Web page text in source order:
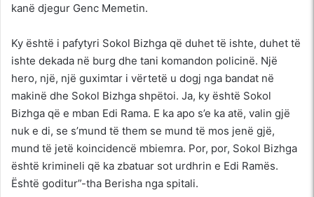
kanë djegur Genc Memetin.
Ky është i pafytyri Sokol Bizhga që duhet të ishte, duhet të
ishte dekada në burg dhe tani komandon policinë. Një
hero, një, një guximtar i vërtetë u dogj nga bandat në
makinë dhe Sokol Bizhga shpëtoi. Ja, ky është Sokol
Bizhga që e mban Edi Rama. E ka apo s’e ka atë, valin gjë
nuk e di, se s’mund të them se mund të mos jenë gjë,
mund të jetë koincidencë mbiemra. Por, por, Sokol Bizhga
është krimineli që ka zbatuar sot urdhrin e Edi Ramës.
Është goditur”-tha Berisha nga spitali.